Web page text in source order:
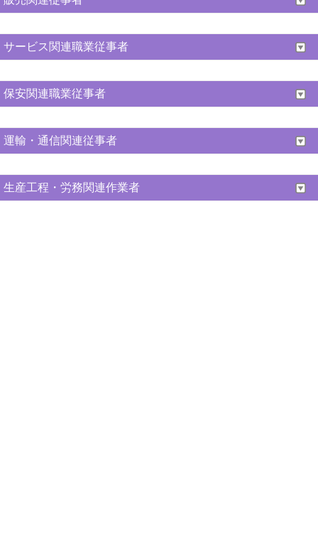
サービス関連職業従事者
保安関連職業従事者
運輸・通信関連従事者
生産工程・労務関連作業者